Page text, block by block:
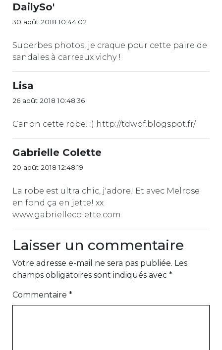
DailySo'
30 août 2018 10:44:02
Superbes photos, je craque pour cette paire de
sandales à carreaux vichy !
Lisa
26 août 2018 10:48:36
Canon cette robe! :) http://tdwof.blogspot.fr/
Gabrielle Colette
20 août 2018 12:48:19
La robe est ultra chic, j'adore! Et avec Melrose
en fond ça en jette! xx
www.gabriellecolette.com
Laisser un commentaire
Votre adresse e-mail ne sera pas publiée. Les
champs obligatoires sont indiqués avec *
Commentaire *